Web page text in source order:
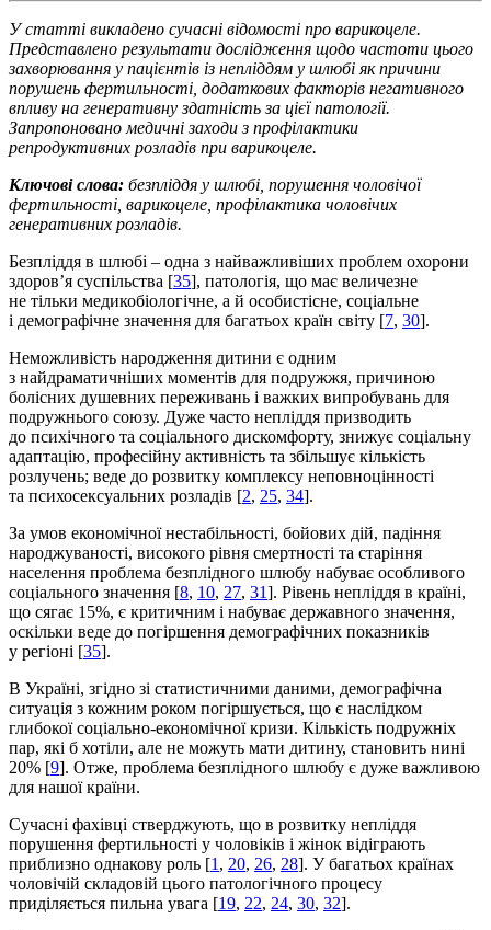
У статті викладено сучасні відомості про варикоцеле.
Представлено результати дослідження щодо частоти цього
захворювання у пацієнтів із непліддям у шлюбі як причини
порушень фертильності, додаткових факторів негативного
впливу на генеративну здатність за цієї патології.
Запропоновано медичнізаходи з профілактики
репродуктивних розладів при варикоцеле.
Ключові слова: безпліддя у шлюбі, порушення чоловічої
фертильності, варикоцеле, профілактика чоловічих
генеративних розладів.
Безпліддя в шлюбі – одна з найважливіших проблем охорони
здоров’я суспільства [35], патологія, що має величезне
не тільки медико­біологічне, а й особистісне, соціальне
і демографічне значення для багатьох країн світу [7, 30].
Неможливість народження дитини є одним
з найдраматичніших моментів для подружжя, причиною
болісних душевних переживань і важких випробувань для
подружнього союзу. Дуже часто непліддя призводить
до психічного та соціального дискомфорту, знижує соціальну
адаптацію, професійну активність та збільшує кількість
розлучень; веде до розвитку комплексу неповноцінності
та психосексуальних розладів [2, 25, 34].
За умов економічної нестабільності, бойових дій, падіння
народжуваності, високого рівня смертності та старіння
населення проблема безплідного шлюбу набуває особливого
соціального значення [8, 10, 27, 31]. Рівень непліддя в країні,
що сягає 15%, є критичним і набуває державного значення,
оскільки веде до погіршення демографічних показників
у регіоні [35].
В Україні, згідно зі статистичними даними, демографічна
ситуація з кожним роком погіршується, що є наслідком
глибокої соціально-економічної кризи. Кількість подружніх
пар, які б хотіли, але не можуть мати дитину, становить нині
20% [9]. Отже, проблема безплідного шлюбу є дуже важливою
для нашої країни.
Сучасні фахівці стверджують, що в розвитку непліддя
порушення фертильності у чоловіків і жінок відіграють
приблизно однакову роль [1 , 20, 26, 28]. У багатьох країнах
чоловічій складовій цього патологічного процесу
приділяється пильна увага [19, 22, 24, 30, 32].